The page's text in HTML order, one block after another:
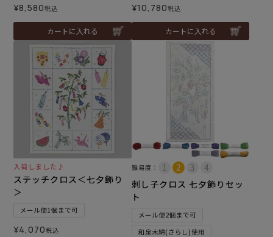
¥8,580税込
カートに入れる
¥10,780税込
カートに入れる
入荷しました♪
ステッチクロス＜七夕飾り
＞
メール便1個まで可
¥4,070税込
難易度：
刺し子クロス 七夕飾りセッ
ト
メール便2個まで可
和泉木綿(さらし)使用